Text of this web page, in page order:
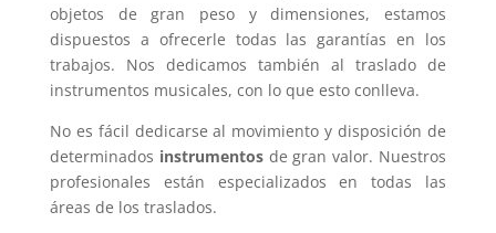
objetos de gran peso y dimensiones, estamos
dispuestos a ofrecerle todas las garantías en los
trabajos. Nos dedicamos también al traslado de
instrumentos musicales, con lo que esto conlleva.
No es fácil dedicarse al movimiento y disposición de
determinados instrumentos de gran valor. Nuestros
profesionales están especializados en todas las
áreas de los traslados.